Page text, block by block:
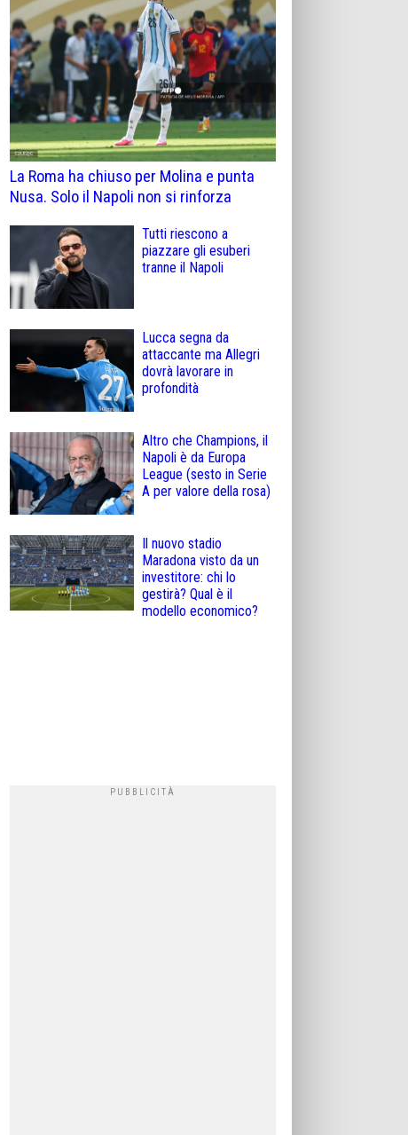
La Roma ha chiuso per Molina e punta
Nusa. Solo il Napoli non si rinforza
Tutti riescono a
piazzare gli esuberi
tranne il Napoli
Lucca segna da
attaccante ma Allegri
dovrà lavorare in
profondità
Altro che Champions, il
Napoli è da Europa
League (sesto in Serie
A per valore della rosa)
Il nuovo stadio
Maradona visto da un
investitore: chi lo
gestirà? Qual è il
modello economico?